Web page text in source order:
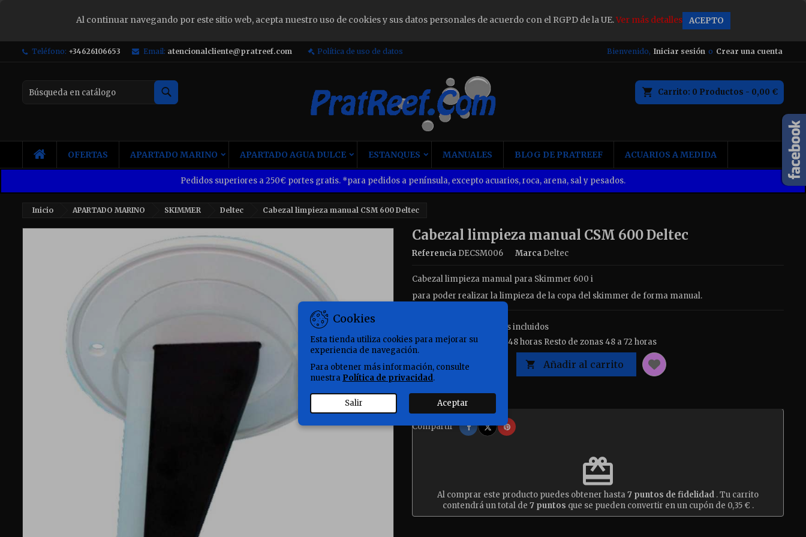
Al continuar navegando por este sitio web, acepta nuestro uso de cookies y sus datos personales de acuerdo con el RGPD de la UE.Ver más detalles ACEPTO
Teléfono: +34626106653 Email: atencionalcliente@pratreef.com Política de uso de datos Bienvenido, Iniciar sesión o Crear una cuenta
Carrito 0 Productos - 0,00 €
INICIOOFERTAS APARTADO MARINO APARTADO AGUA DULCE ESTANQUES MANUALES BLOG DE PRATREEF ACUARIOS A MEDIDA
Pedidos superiores a 250€ portes gratis. *para pedidos a península, excepto acuarios, roca, arena, sal y pesados.
Inicio APARTADO MARINO SKIMMER Deltec Cabezal limpieza manual CSM 600 Deltec
Cabezal limpieza manual CSM 600 Deltec
Referencia DECSM006 Marca Deltec
Cabezal limpieza manual para Skimmer 600 i
para poder realizar la limpieza de la copa del skimmer de forma manual.
Impuestos incluidos
Entrega: península 24 a 48 horas Resto de zonas 48 a 72 horas
Cantidad  Añadir al carrito
Compartir Compartir
TuitearPinterest
redeem
Al comprar este producto puedes obtener hasta7 puntos de fidelidad . Tu carrito
contendrá un total de 7puntos que se pueden convertir en un cupón de 0,35 € .
Cookies
Esta tienda utiliza cookies para mejorar su
experiencia de navegación.
Para obtener más información, consulte
nuestra Política de privacidad.
Salir Aceptar
×